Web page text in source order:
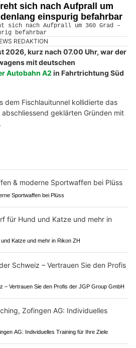
sich nach Aufprall um
einspurig befahrbar
REDAKTION
2026, kurz nach 07.00 Uhr, war der
mit deutschen
Autobahn A2 in Fahrtrichtung Süd
dem Fischlauitunnel kollidierte das
geklärten Gründen mit
Sportwaffen bei Plüss
Katze und mehr in Rikon ZH
– Vertrauen Sie den Profis der JGP Group GmbH
AG: Individuelles Training für Ihre Ziele